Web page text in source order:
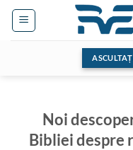
Skip
Noi
Bibliei despre